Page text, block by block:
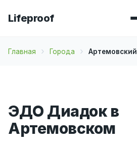
Lifeproof
Главная Города Артемовский
ЭДО Диадок в
Артемовском